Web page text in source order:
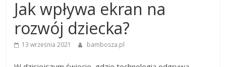
Jak wpływa ekran na
rozwój dziecka?
13 września 2021 bambosza.pl